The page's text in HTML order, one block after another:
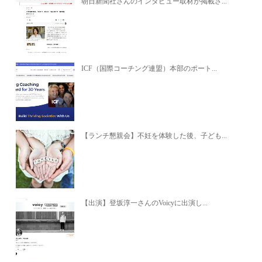
ICF（国際コーチング連盟）本部のポート...
【ランチ懇親会】不妊を体験した後、子ども...
【出演】登坂淳一さんのVoicyに出演し...